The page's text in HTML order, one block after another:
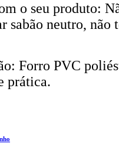
o seu produto:
sabão neutro, não
Forro PVC
prática.